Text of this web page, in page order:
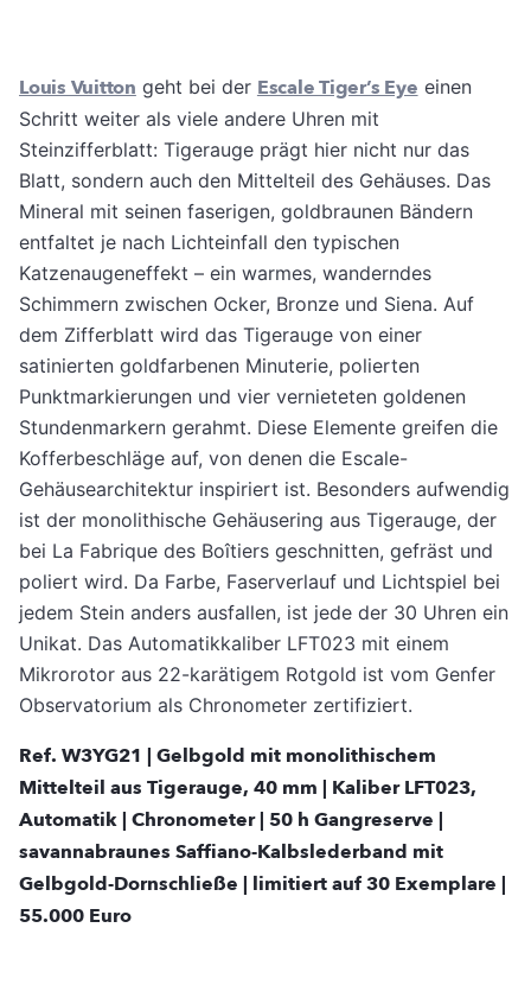
Louis Vuitton geht bei der Escale Tiger’s Eye einen
Schritt weiter als viele andere Uhren mit
Steinzifferblatt: Tigerauge prägt hier nicht nur das
Blatt, sondern auch den Mittelteil des Gehäuses. Das
Mineral mit seinen faserigen, goldbraunen Bändern
entfaltet je nach Lichteinfall den typischen
Katzenaugeneffekt – ein warmes, wanderndes
Schimmern zwischen Ocker, Bronze und Siena. Auf
dem Zifferblatt wird das Tigerauge von einer
satinierten goldfarbenen Minuterie, polierten
Punktmarkierungen und vier vernieteten goldenen
Stundenmarkern gerahmt. Diese Elemente greifen die
Kofferbeschläge auf, von denen die Escale-
Gehäusearchitektur inspiriert ist. Besonders aufwendig
ist der monolithische Gehäusering aus Tigerauge, der
bei La Fabrique des Boîtiers geschnitten, gefräst und
poliert wird. Da Farbe, Faserverlauf und Lichtspiel bei
jedem Stein anders ausfallen, ist jede der 30 Uhren ein
Unikat. Das Automatikkaliber LFT023 mit einem
Mikrorotor aus 22-karätigem Rotgold ist vom Genfer
Observatorium als Chronometer zertifiziert.
Ref. W3YG21 | Gelbgold mit monolithischem
Mittelteil aus Tigerauge, 40 mm | Kaliber LFT023,
Automatik | Chronometer | 50 h Gangreserve |
savannabraunes Saffiano-Kalbslederband mit
Gelbgold-Dornschließe | limitiert auf 30 Exemplare |
55.000 Euro